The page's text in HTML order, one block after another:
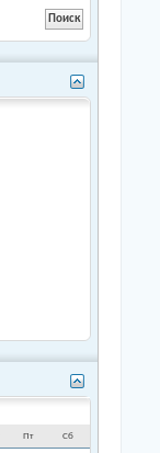
Пт Сб